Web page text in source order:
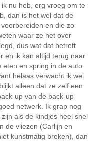
nu heb, erg vroeg om te
dan is het wel dat de
en die zo
waar ze het over
dus wat dat betreft
en ik kan altijd terug naar
en spring in de auto.
helaas verwacht ik wel
alleen dat ze zelf een
up van de back-up
netwerk. Ik grap nog
als de kindjes heel snel
de vliezen (Carlijn en
kunstmatig breken), dan